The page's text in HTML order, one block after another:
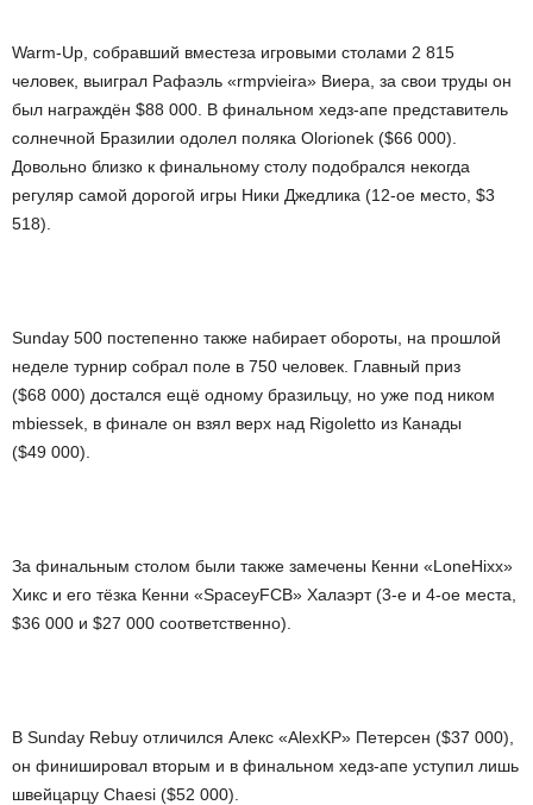
Warm-Up, собравший вместеза игровыми столами 2 815
человек, выиграл Рафаэль «rmpvieira» Виера, за свои труды он
был награждён $88 000. В финальном хедз-апе представитель
солнечной Бразилии одолел поляка Olorionek ($66 000).
Довольно близко к финальному столу подобрался некогда
регуляр самой дорогой игры Ники Джедлика (12-ое место, $3
518).
Sunday 500 постепенно также набирает обороты, на прошлой
неделе турнир собрал поле в 750 человек. Главный приз
($68 000) достался ещё одному бразильцу, но уже под ником
mbiessek, в финале он взял верх над Rigoletto из Канады
($49 000).
За финальным столом были также замечены Кенни «LoneHixx»
Хикс и его тёзка Кенни «SpaceyFCB» Халаэрт (3-е и 4-ое места,
$36 000 и $27 000 соответственно).
В Sunday Rebuy отличился Алекс «AlexKP» Петерсен ($37 000),
он финишировал вторым и в финальном хедз-апе уступил лишь
швейцарцу Chaesi ($52 000).